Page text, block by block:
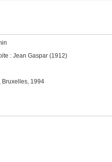
: Jean Gaspar (1912)
Bruxelles, 1994